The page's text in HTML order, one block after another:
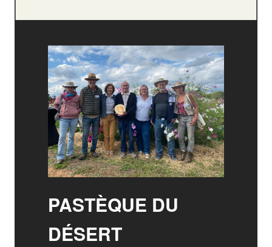
PASTÈQUE DU
DÉSERT